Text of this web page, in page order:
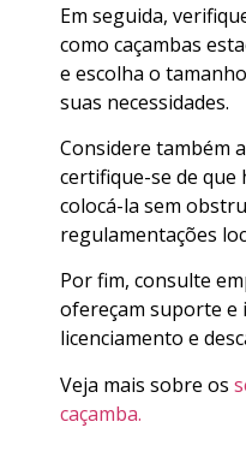
Em seguida,
como caçambas
e escolha o
suas necessidades.
Considere também
certifique-se de que
colocá-la sem
regulamentações
Por fim, consulte
ofereçam suporte e
licenciamento e
Veja mais sobre os
caçamba.